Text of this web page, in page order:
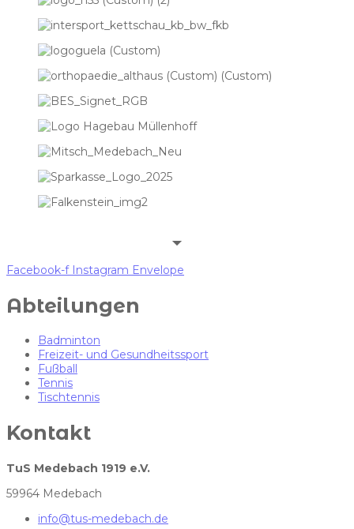
Facebook-f Instagram Envelope
Abteilungen
Badminton
Freizeit- und Gesundheitssport
Fußball
Tennis
Tischtennis
Kontakt
TuS Medebach 1919 e.V.
59964 Medebach
info@tus-medebach.de